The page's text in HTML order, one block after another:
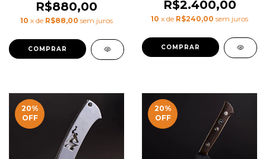
R$880,00
10 x de R$88,00 sem juros
R$2.400,00
10 x de R$240,00 sem juros
20%
OFF
20%
OFF